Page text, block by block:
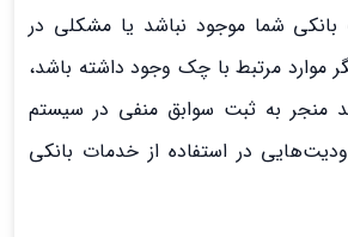
شما موجود نباشد یا مشکلی در
موارد مرتبط با چک وجود داشته باشد،
منجر به ثبت سوابق منفی در سیستم
در استفاده از خدمات بانکی